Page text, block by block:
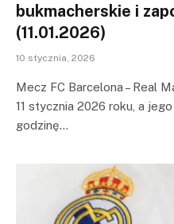
bukmacherskie i
(11.01.2026)
10 stycznia, 2026
Mecz FC Barcelona – Real
11 stycznia 2026 roku, a
godzinę…